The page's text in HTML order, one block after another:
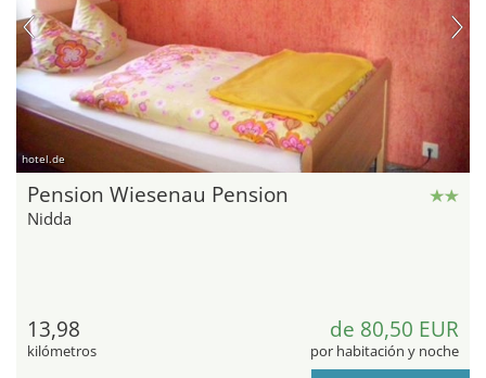
hotel.de
Pension Wiesenau Pension
Nidda
13,98
kilómetros
de 80,50 EUR
por habitación y noche